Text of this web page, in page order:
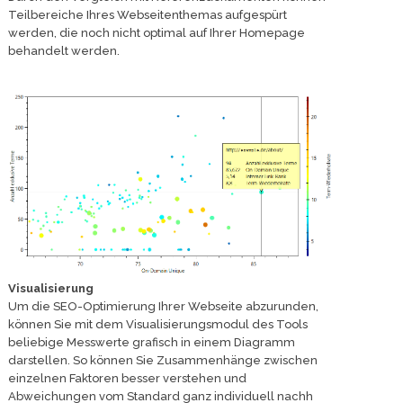
Teilbereiche Ihres Webseitenthemas aufgespürt
werden, die noch nicht optimal auf Ihrer Homepage
behandelt werden.
Visualisierung
Um die SEO-Optimierung Ihrer Webseite abzurunden,
können Sie mit dem Visualisierungsmodul des Tools
beliebige Messwerte grafisch in einem Diagramm
darstellen. So können Sie Zusammenhänge zwischen
einzelnen Faktoren besser verstehen und
Abweichungen vom Standard ganz individuell nachh